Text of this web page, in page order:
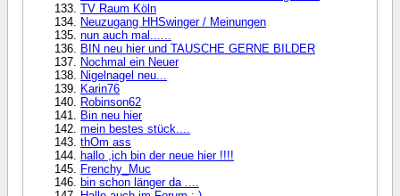
TV Raum Köln
Neuzugang HHSwinger / Meinungen
nun auch mal......
BIN neu hier und TAUSCHE GERNE BILDER
Nochmal ein Neuer
Nigelnagel neu...
Karin76
Robinson62
Bin neu hier
mein bestes stück....
thOm ass
hallo ,ich bin der neue hier !!!!
Frenchy_Muc
bin schon länger da ....